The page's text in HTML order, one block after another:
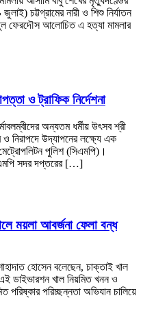
চট্টগ্রামের নারী ও শিশু নির্যাতন
ফেরদৌস আলোচিত এ হত্যা মামলার
ও ট্রাফিক নির্দেশনা
অন্যতম ধর্মীয় উৎসব শ্রী
ও নিরাপদে উদ্‌যাপনের লক্ষ্যে এক
পুলিশ (সিএমপি)।
সদর দপ্তরের […]
ময়লা আবর্জনা ফেলা বন্ধ
হোসেন বলেছেন, চাক্তাই খাল
ডাইভারশন খাল নিয়মিত খনন ও
পরিষ্কার পরিচ্ছন্নতা অভিযান চালিয়ে